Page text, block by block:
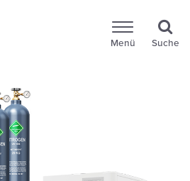
Menü Suche